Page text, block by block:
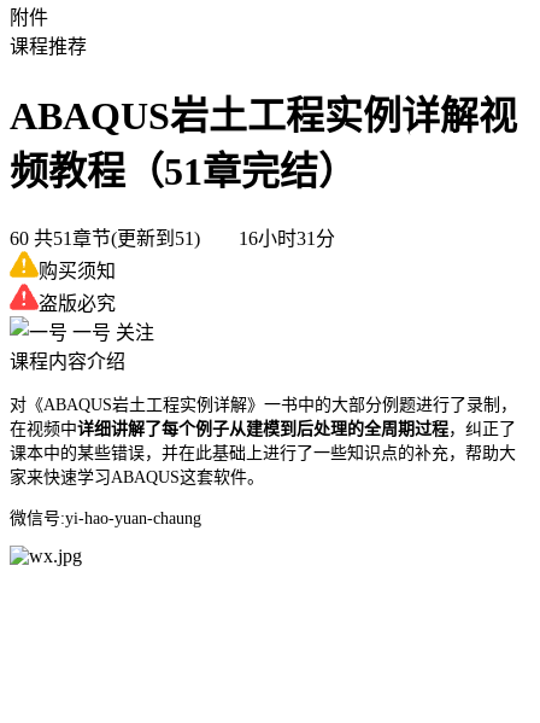
附件
课程推荐
ABAQUS岩土工程实例详解视
频教程（51章完结）
60 共51章节(更新到51) 16小时31分
购买须知
盗版必究
一号 关注
课程内容介绍
对《ABAQUS岩土工程实例详解》一书中的大部分例题进行了录制，
在视频中详细讲解了每个例子从建模到后处理的全周期过程，纠正了
课本中的某些错误，并在此基础上进行了一些知识点的补充，帮助大
家来快速学习ABAQUS这套软件。
微信号:yi-hao-yuan-chaung